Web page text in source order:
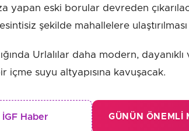
yapan eski borular devreden
şekilde mahallelere
Urlalılar daha modern, dayanıklı
içme suyu altyapısına kavuşacak.
İGF Haber GÜNÜN ÖNEMLI